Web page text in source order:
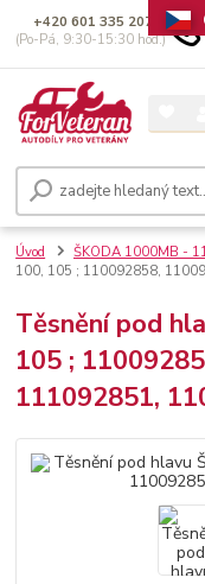
+420 601 335 207
(Po-Pá, 9:30-15:30 hod.)
Úvod ŠKODA 1000MB -
100, 105 ; 110092858,
Těsnění pod
105 ;
111092851,